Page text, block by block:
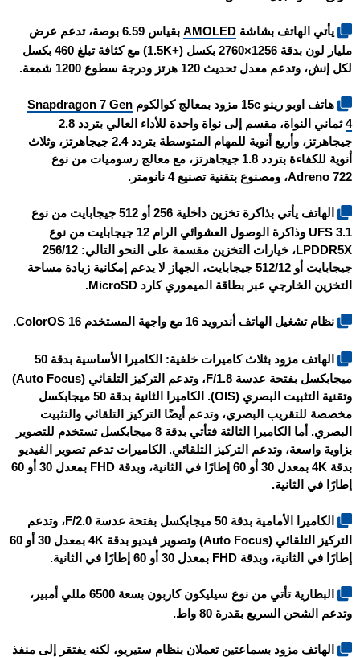
يأتي الهاتف بشاشة AMOLED
بقياس 6.59 بوصة، تدعم عرض
مليار لون بدقة 1256×2760 بكسل (+1.5K) مع كثافة تبلغ 460 بكسل
لكل إنش، وتدعم معدل تحديث 120 هرتز ودرجة سطوع 1200 شمعة.
هاتف اوبو رينو 15c مزود بمعالج كوالكوم Snapdragon 7 Gen
4
ثماني النواة، مقسم إلى نواة واحدة للأداء العالي بتردد 2.8
جيجاهرتز، وأربع أنوية للمهام المتوسطة بتردد 2.4 جيجاهرتز، وثلاث
أنوية للكفاءة بتردد 1.8 جيجاهرتز، مع معالج رسوميات من نوع
Adreno 722، ومصنوع بتقنية تصنيع 4 نانومتر.
الهاتف يأتي بذاكرة تخزين داخلية 256 أو 512 جيجابايت من نوع
UFS 3.1 وذاكرة الوصول العشوائي الرام 12 جيجابايت من نوع
LPDDR5X، خيارات التخزين مقسمة على النحو التالي: 256/12
جيجابايت أو 512/12 جيجابايت، الجهاز لا يدعم إمكانية زيادة مساحة
التخزين الخارجي عبر بطاقة الميموري كارد MicroSD.
نظام تشغيل الهاتف أندرويد 16 مع واجهة المستخدم ColorOS 16.
الهاتف مزود بثلاث كاميرات خلفية: الكاميرا الأساسية بدقة 50
ميجابكسل بفتحة عدسة F/1.8، وتدعم التركيز التلقائي (Auto Focus)
وتقنية التثبيت البصري (OIS). الكاميرا الثانية بدقة 50 ميجابكسل
مخصصة للتقريب البصري، وتدعم أيضًا التركيز التلقائي والتثبيت
البصري. أما الكاميرا الثالثة فتأتي بدقة 8 ميجابكسل تستخدم للتصوير
بزاوية واسعة، وتدعم التركيز التلقائي. الكاميرات تدعم تصوير الفيديو
بدقة 4K بمعدل 30 أو 60 إطارًا في الثانية، وبدقة FHD بمعدل 30 أو 60
إطارًا في الثانية.
الكاميرا الأمامية بدقة 50 ميجابكسل بفتحة عدسة F/2.0، وتدعم
التركيز التلقائي (Auto Focus) وتصوير فيديو بدقة 4K بمعدل 30 أو 60
إطارًا في الثانية، وبدقة FHD بمعدل 30 أو 60 إطارًا في الثانية.
البطارية تأتي من نوع سيليكون كاربون بسعة 6500 مللي أمبير،
وتدعم الشحن السريع بقدرة 80 واط.
الهاتف مزود بسماعتين تعملان بنظام ستيريو، لكنه يفتقر إلى منفذ